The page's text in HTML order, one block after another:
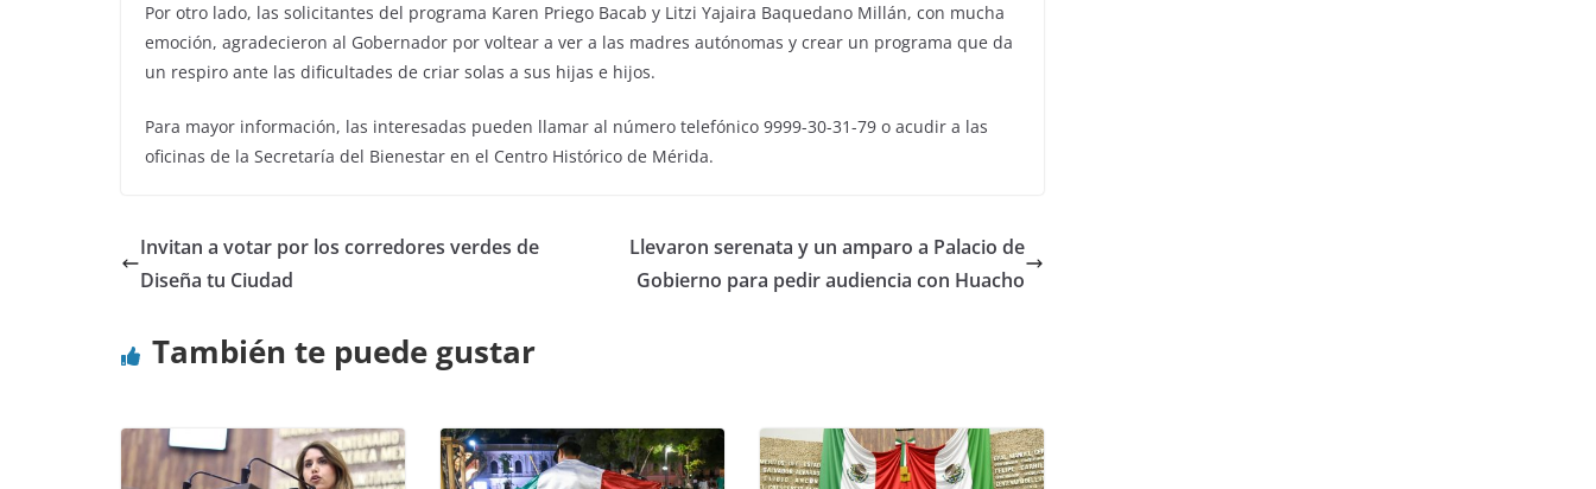
Por otro lado, las solicitantes del programa Karen Priego Bacab y Litzi Yajaira Baquedano Millán, con mucha
emoción, agradecieron al Gobernador por voltear a ver a las madres autónomas y crear un programa que da
un respiro ante las dificultades de criar solas a sus hijas e hijos.
Para mayor información, las interesadas pueden llamar al número telefónico 9999-30-31-79 o acudir a las
oficinas de la Secretaría del Bienestar en el Centro Histórico de Mérida.
Invitan a votar por los corredores verdes de
Diseña tu Ciudad
Llevaron serenata y un amparo a Palacio de
Gobierno para pedir audiencia con Huacho
También te puede gustar